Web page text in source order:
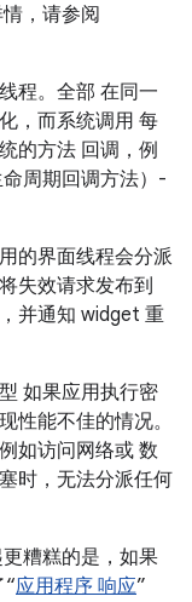
，请参阅
程。 全部 在同一
，而系统调用 每
的方法 回调，例
周期回调方法）-
的界面线程会分派
失效请求发布到
并通知 widget 重
如果应用执行密
性能不佳的情况。
如访问网络或 数
时，无法分派任何
糟糕的是，如果
“应用程序 响应”